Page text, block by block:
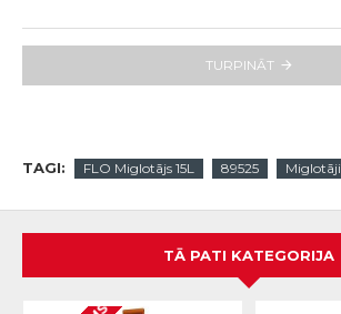
TURPINĀT
TAGI: FLO Miglotājs 15L 89525 Miglotāji
TĀ PATI KATEGORIJA